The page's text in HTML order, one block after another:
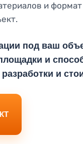
и
под ваш
и
и